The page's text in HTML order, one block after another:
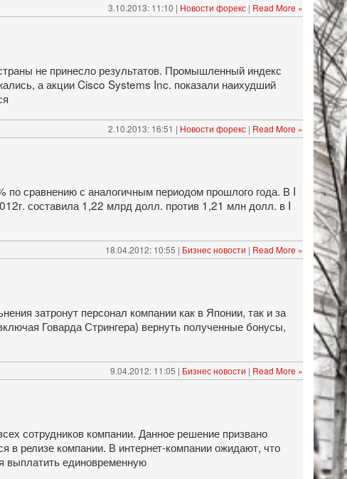
3.10.2013: 11:10 | Новости форекс | Read More »
не принесло результатов. Промышленный индекс
а акции Cisco Systems Inc. показали наихудший
2.10.2013: 16:51 | Новости форекс | Read More »
сравнению с аналогичным периодом прошлого года. В I
составила 1,22 млрд долл. против 1,21 млн долл. в I
18.04.2012: 10:55 | Бизнес новости | Read More »
затронут персонал компании как в Японии, так и за
Говарда Стрингера) вернуть полученные бонусы,
9.04.2012: 11:05 | Бизнес новости | Read More »
сотрудников компании. Данное решение призвано
в релизе компании. В интернет-компании ожидают, что
выплатить единовременную